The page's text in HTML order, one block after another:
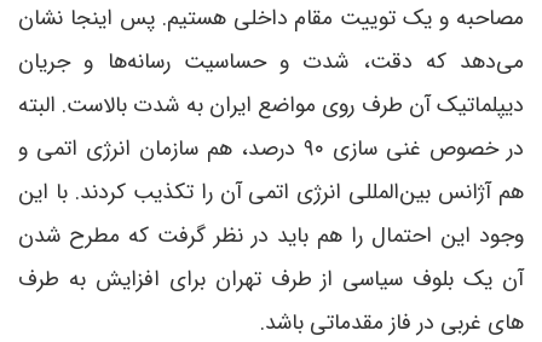
مصاحبه و یک توییت مقام داخلی هستیم. پس اینجا نشان
می‌دهد که دقت، شدت و حساسیت رسانه‌ها و جریان
دیپلماتیک آن طرف روی مواضع ایران به شدت بالاست. البته
در خصوص غنی سازی ۹۰ درصد، هم سازمان انرژی اتمی و
هم آژانس بین‌المللی انرژی اتمی آن را تکذیب کردند. با این
وجود این احتمال را هم باید در نظر گرفت که مطرح شدن
آن یک بلوف سیاسی از طرف تهران برای افزایش به طرف
های غربی در فاز مقدماتی باشد.